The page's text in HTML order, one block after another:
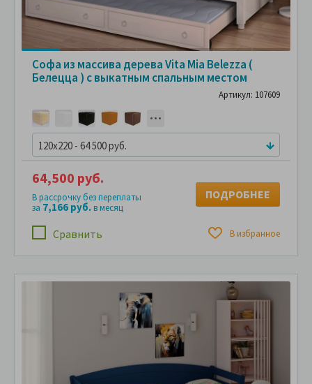
Софа из массива дерева Vita Mia Belezza (
Белецца ) с выкатным спальным местом
Артикул: 107609
120x220 - 64 500 руб.
Сравнить В избранное
64,500 руб.
В рассрочку без переплаты
за 7,166 руб.в месяц
ПОДРОБНЕЕ